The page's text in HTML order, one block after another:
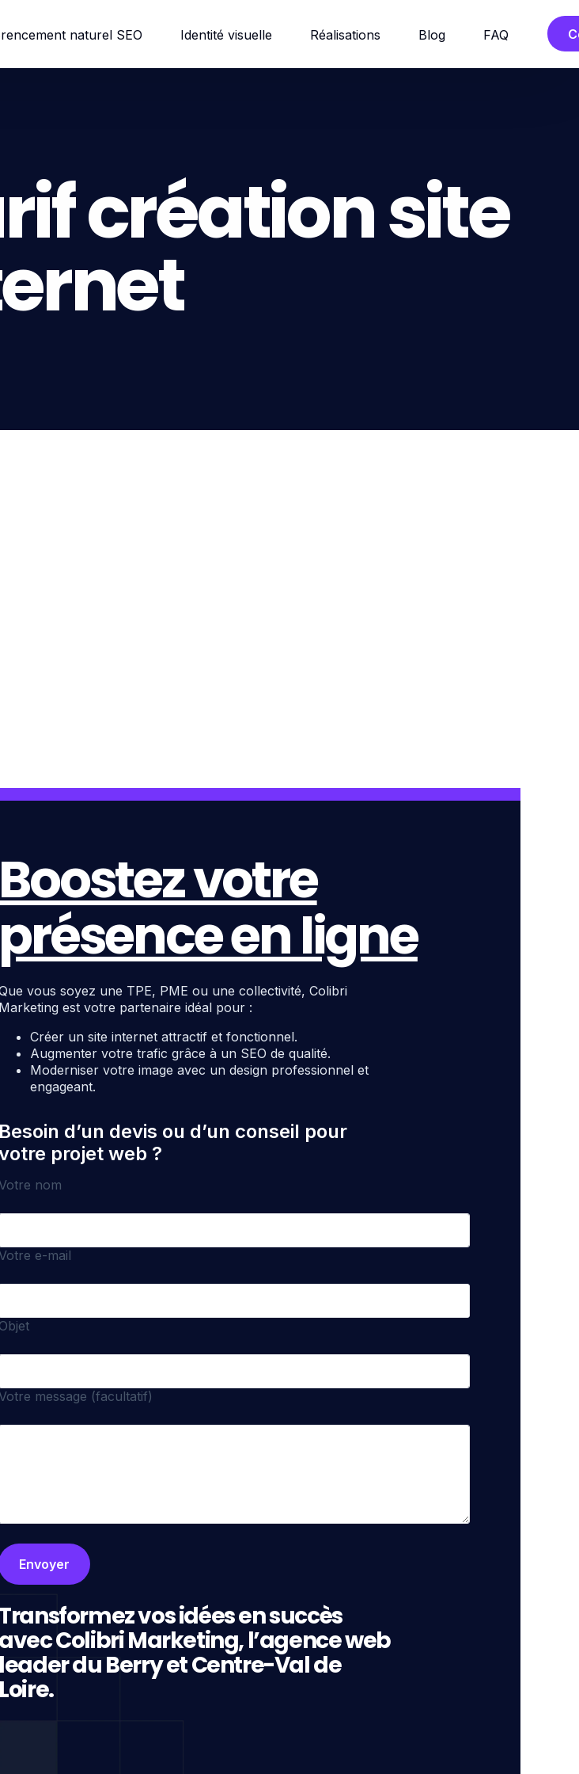
naturel SEO Identité visuelle Réalisations Blog FAQ
création site
Boostez votre
présence en ligne
vous soyez une TPE, PME ou une collectivité, Colibri
Marketing est votre partenaire idéal pour :
Créer un site internet attractif et fonctionnel.
Augmenter votre trafic grâce à un SEO de qualité.
Moderniser votre image avec un design professionnel et
engageant.
Besoin d’un devis ou d’un conseil pour
projet web ?
nom
e-mail
Objet
message (facultatif)
Transformez vos idées en succès
avec Colibri Marketing, l’agence web
leader du Berry et Centre-Val de
Loire.